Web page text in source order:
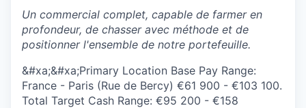
Un commercial complet, capable de farmer en
profondeur, de chasser avec méthode et de
positionner l'ensemble de notre portefeuille.
&#xa;&#xa;Primary Location Base Pay Range:
France - Paris (Rue de Bercy) €61 900 - €103 100.
Total Target Cash Range: €95 200 - €158